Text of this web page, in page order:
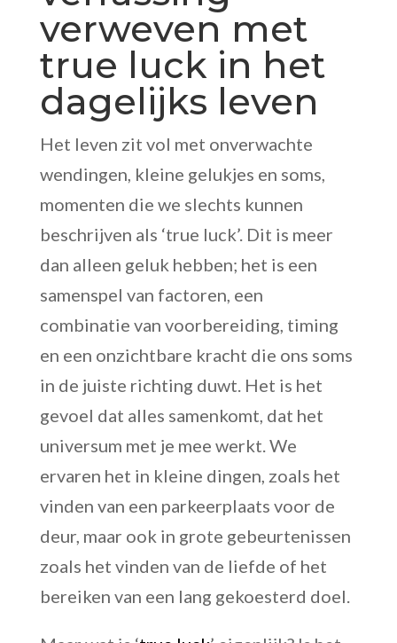
verweven met
true luck in het
dagelijks leven
Het leven zit vol met onverwachte
wendingen, kleine gelukjes en soms,
momenten die we slechts kunnen
beschrijven als ‘true luck’. Dit is meer
dan alleen geluk hebben; het is een
samenspel van factoren, een
combinatie van voorbereiding, timing
en een onzichtbare kracht die ons soms
in de juiste richting duwt. Het is het
gevoel dat alles samenkomt, dat het
universum met je mee werkt. We
ervaren het in kleine dingen, zoals het
vinden van een parkeerplaats voor de
deur, maar ook in grote gebeurtenissen
zoals het vinden van de liefde of het
bereiken van een lang gekoesterd doel.